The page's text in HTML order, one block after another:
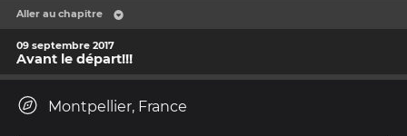
Aller au chapitre
09 septembre 2017
Avant le départ!!!
Montpellier, France